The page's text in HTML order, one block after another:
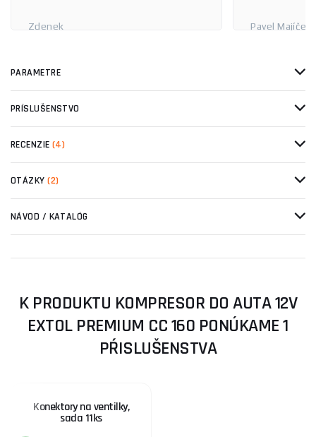
Zdenek Pavel Majíček
PARAMETRE
PRÍSLUŠENSTVO
RECENZIE (4)
OTÁZKY(2)
NÁVOD / KATALÓG
K PRODUKTU KOMPRESOR DO AUTA 12V
EXTOL PREMIUM CC 160 PONÚKAME 1
PŔISLUŠENSTVA
Konektory na ventilky,
sada 11ks